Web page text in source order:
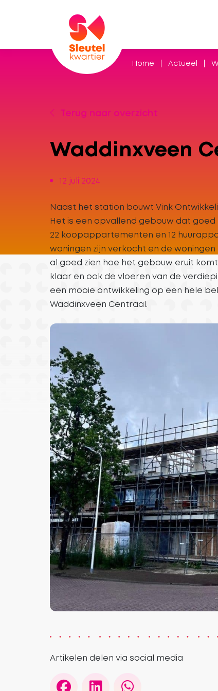
Home Actueel
Terug naar overzicht
Waddinxveen
12 juli 2024
Naast het station bouwt Vink
Het is een opvallend gebouw dat goed
22 koopappartementen en 12
woningen zijn verkocht en de
al goed zien hoe het gebouw eruit
klaar en ook de vloeren van de
een mooie ontwikkeling op een hele
Waddinxveen Centraal.
Artikelen delen via social media